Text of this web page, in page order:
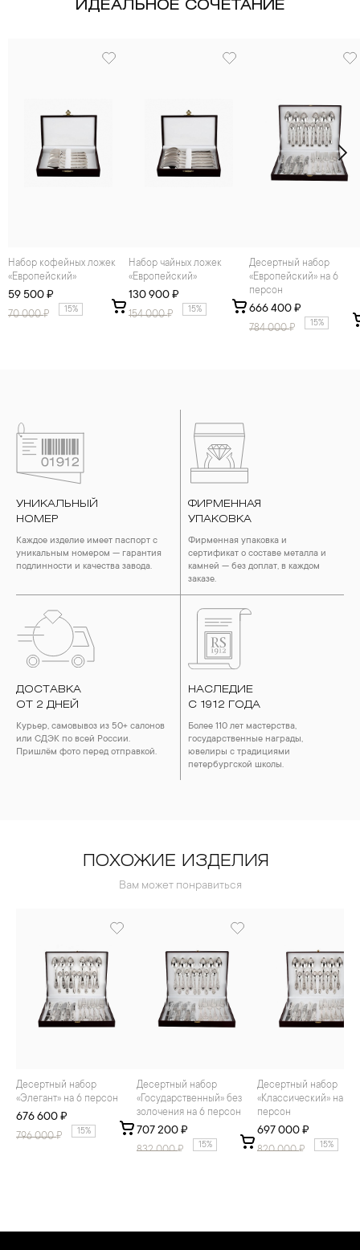
ИДЕАЛЬНОЕ СОЧЕТАНИЕ
Набор кофейных ложек
«Европейский»
59 500 ₽
70 000₽ 15%
Набор чайных ложек
«Европейский»
130 900 ₽
154 000₽ 15%
Десертный набор
«Европейский» на 6
персон
666 400 ₽
784 000₽ 15%
УНИКАЛЬНЫЙ
НОМЕР
Каждое изделие имеет паспорт с
уникальным номером — гарантия
подлинности и качества завода.
ФИРМЕННАЯ
УПАКОВКА
Фирменная упаковка и
сертификат о составе металла и
камней — без доплат, в каждом
заказе.
ДОСТАВКА
ОТ 2 ДНЕЙ
Курьер, самовывоз из 50+ салонов
или СДЭК по всей России.
Пришлём фото перед отправкой.
НАСЛЕДИЕ
С 1912 ГОДА
Более 110 лет мастерства,
государственные награды,
ювелиры с традициями
петербургской школы.
ПОХОЖИЕ ИЗДЕЛИЯ
Вам может понравиться
Десертный набор
«Элегант» на 6 персон
676 600 ₽
796 000₽ 15%
Десертный набор
«Государственный» без
золочения на 6 персон
707 200 ₽
832 000₽ 15%
Десертный набор
«Классический» на 6
персон
697 000 ₽
820 000₽ 15%